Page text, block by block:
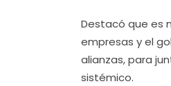
Destacó que es
empresas y el
alianzas, para
sistémico.